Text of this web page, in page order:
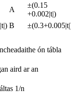
A
±(0.15
+0.002|t|)
B
ón tábla
aird ar an
1/n